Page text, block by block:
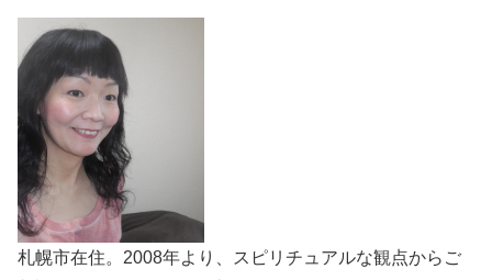
札幌市在住。2008年より、スピリチュアルな観点からご